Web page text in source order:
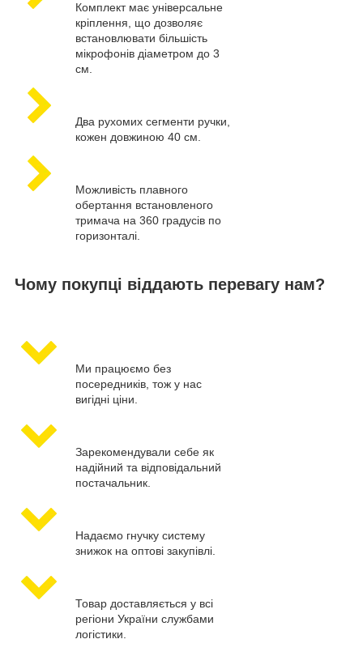
Комплект має універсальне
кріплення, що дозволяє
встановлювати більшість
мікрофонів діаметром до 3
см.
Два рухомих сегменти ручки,
кожен довжиною 40 см.
Можливість плавного
обертання встановленого
тримача на 360 градусів по
горизонталі.
Чому покупці віддають перевагу нам?
Ми працюємо без
посередників, тож у нас
вигідні ціни.
Зарекомендували себе як
надійний та відповідальний
постачальник.
Надаємо гнучку систему
знижок на оптові закупівлі.
Товар доставляється у всі
регіони України службами
логістики.